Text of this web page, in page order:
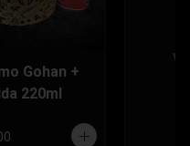
Gohan +
220ml